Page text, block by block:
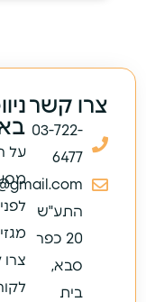
צרו קשר
03-722-
6477
התע"ש
20 כפר
סבא,
בית
על